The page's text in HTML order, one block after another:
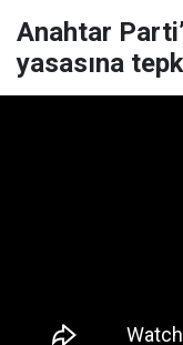
Anahtar
yasasına